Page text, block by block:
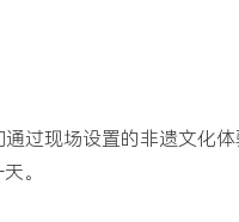
过现场设置的非遗文化
。